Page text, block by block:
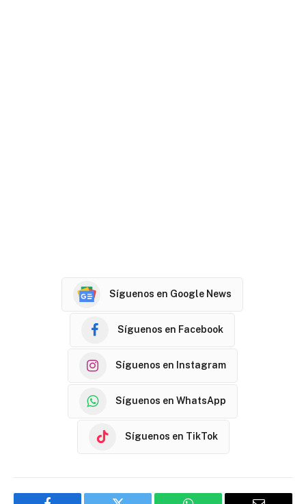
Síguenos en Google News
Síguenos en Facebook
Síguenos en Instagram
Síguenos en WhatsApp
Síguenos en TikTok